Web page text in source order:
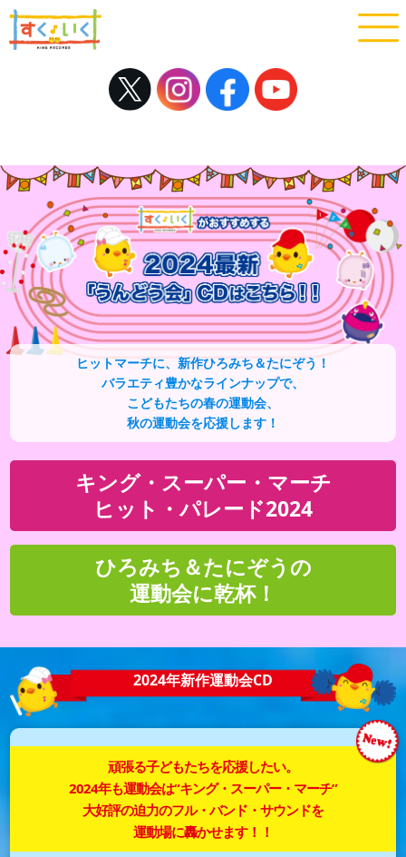
ヒットマーチに、新作ひろみち＆たにぞう！
バラエティ豊かなラインナップで、
こどもたちの春の運動会、
秋の運動会を応援します！
キング・スーパー・マーチ
ヒット・パレード2024
ひろみち＆たにぞうの
運動会に乾杯！
2024年新作運動会CD
頑張る子どもたちを応援したい。
2024年も運動会は“キング・スーパー・マーチ”
大好評の迫力のフル・バンド・サウンドを
運動場に轟かせます！！